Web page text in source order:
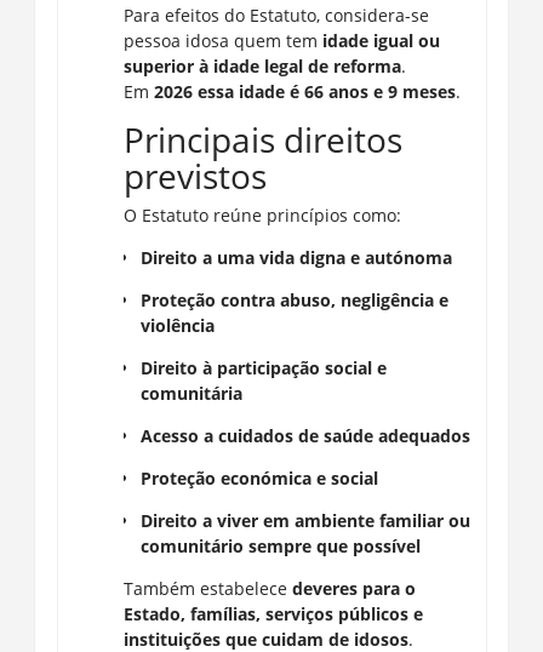
Para efeitos do Estatuto, considera-se
pessoa idosa quem tem idade igual ou
superior à idade legal de reforma.
Em 2026 essa idade é 66 anos e 9 meses.
Principais direitos
previstos
O Estatuto reúne princípios como:
Direito a uma vida digna e autónoma
Proteção contra abuso, negligência e
violência
Direito à participação social e
comunitária
Acesso a cuidados de saúde adequados
Proteção económica e social
Direito a viver em ambiente familiar ou
comunitário sempre que possível
Também estabelece deveres para o
Estado, famílias, serviços públicos e
instituições que cuidam de idosos.